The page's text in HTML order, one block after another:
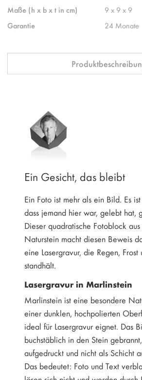
Maße (h x b x t in cm)
9 x 9 x 9
Garantie
24 Monate
Ein Gesicht, das bleibt
Ein Foto ist mehr als ein Bild. Es
dass jemand hier war, gelebt hat,
Dieser quadratische Fotoblock
Naturstein macht diesen Beweis
eine Lasergravur, die Regen, Frost
standhält.
Lasergravur in Marlinstein
Marlinstein ist eine besondere
einer dunklen, hochpolierten
ideal für Lasergravur eignet. Das
buchstäblich in den Stein
aufgedruckt und nicht als Schicht
Das bedeutet: Foto und Text